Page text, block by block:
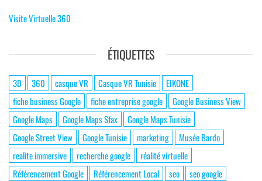
Visite Virtuelle 360
ÉTIQUETTES
3D 360 casque VR Casque VR Tunisie
EIKONE
fiche business Google
fiche entreprise google
Google Business View
Google Maps
Google Maps Sfax
Google Maps Tunisie
Google Street View
Google Tunisie marketing
Musée Bardo
realite immersive
recherche google
réalité virtuelle
Référencement Google
Référencement Local seo
seo google